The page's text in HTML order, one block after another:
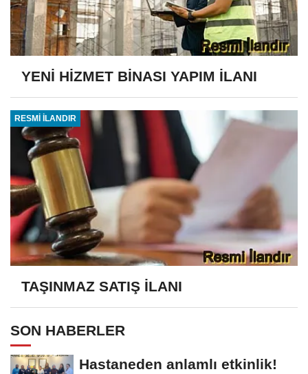
YENİ HİZMET BİNASI YAPIM İLANI
RESMİ İLANDIR
TAŞINMAZ SATIŞ İLANI
SON HABERLER
Hastaneden anlamlı etkinlik!